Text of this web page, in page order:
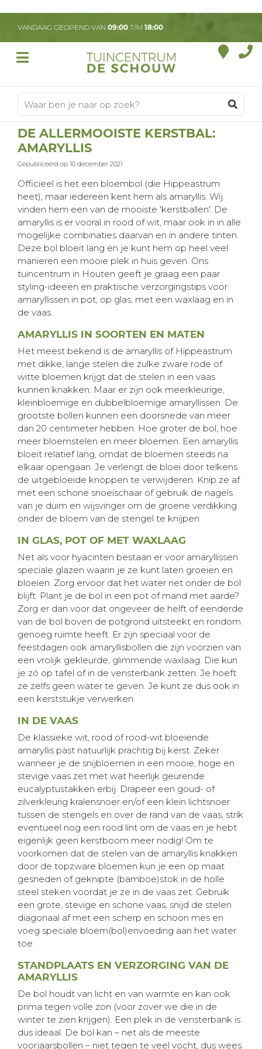
a
t
VANDAAG GEOPEND VAN 09:00 T/M 18:00
DE ALLERMOOISTE KERSTBAL:
AMARYLLIS
Gepubliceerd op 10 december 2021
Officieel is het een bloembol (die Hippeastrum
heet), maar iedereen kent hem als amaryllis. Wij
vinden hem een van de mooiste 'kerstballen'. De
amaryllis is er vooral in rood of wit, maar ook in in alle
mogelijke combinaties daarvan en in andere tinten.
Deze bol bloeit lang en je kunt hem op heel veel
manieren een mooie plek in huis geven. Ons
tuincentrum in Houten geeft je graag een paar
styling-ideeën en praktische verzorgingstips voor
amaryllissen in pot, op glas, met een waxlaag en in
de vaas.
AMARYLLIS IN SOORTEN EN MATEN
Het meest bekend is de amaryllis of Hippeastrum
met dikke, lange stelen die zulke zware rode of
witte bloemen krijgt dat de stelen in een vaas
kunnen knakken. Maar er zijn ook meerkleurige,
kleinbloemige en dubbelbloemige amaryllissen. De
grootste bollen kunnen een doorsnede van meer
dan 20 centimeter hebben. Hoe groter de bol, hoe
meer bloemstelen en meer bloemen. Een amaryllis
bloeit relatief lang, omdat de bloemen steeds na
elkaar opengaan. Je verlengt de bloei door telkens
de uitgebloeide knoppen te verwijderen. Knip ze af
met een schone snoeischaar of gebruik de nagels
van je duim en wijsvinger om de groene verdikking
onder de bloem van de stengel te knijpen
IN GLAS, POT OF MET WAXLAAG
Net als voor hyacinten bestaan er voor amaryllissen
speciale glazen waarin je ze kunt laten groeien en
bloeien. Zorg ervoor dat het water net onder de bol
blijft. Plant je de bol in een pot of mand met aarde?
Zorg er dan voor dat ongeveer de helft of eenderde
van de bol boven de potgrond uitsteekt en rondom
genoeg ruimte heeft. Er zijn speciaal voor de
feestdagen ook amaryllisbollen die zijn voorzien van
een vrolijk gekleurde, glimmende waxlaag. Die kun
je zó op tafel of in de vensterbank zetten. Je hoeft
ze zelfs geen water te geven. Je kunt ze dus ook in
een kerststukje verwerken.
IN DE VAAS
De klassieke wit, rood of rood-wit bloeiende
amaryllis past natuurlijk prachtig bij kerst. Zeker
wanneer je de snijbloemen in een mooie, hoge en
stevige vaas zet met wat heerlijk geurende
eucalyptustakken erbij. Drapeer een goud- of
zilverkleurig kralensnoer en/of een klein lichtsnoer
tussen de stengels en over de rand van de vaas, strik
eventueel nog een rood lint om de vaas en je hebt
eigenlijk geen kerstboom meer nodig! Om te
voorkomen dat de stelen van de amaryllis knakken
door de topzware bloemen kun je een op maat
gesneden of geknipte (bamboe)stok in de holle
steel steken voordat je ze in de vaas zet. Gebruik
een grote, stevige en schone vaas, snijd de stelen
diagonaal af met een scherp en schoon mes en
voeg speciale bloem(bol)envoeding aan het water
toe.
STANDPLAATS EN VERZORGING VAN DE
AMARYLLIS
De bol houdt van licht en van warmte en kan ook
prima tegen volle zon (voor zover we die in de
winter te zien krijgen). Een plek in de vensterbank is
dus ideaal. De bol kan – net als de meeste
voorjaarsbollen – niet tegen te veel vocht, dus wees